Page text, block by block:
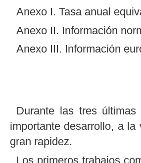
Anexo I. Tasa anual
Anexo II. Información
Anexo III. Información
Durante las tres
importante desarrollo, a
gran rapidez.
Los primeros trabajos